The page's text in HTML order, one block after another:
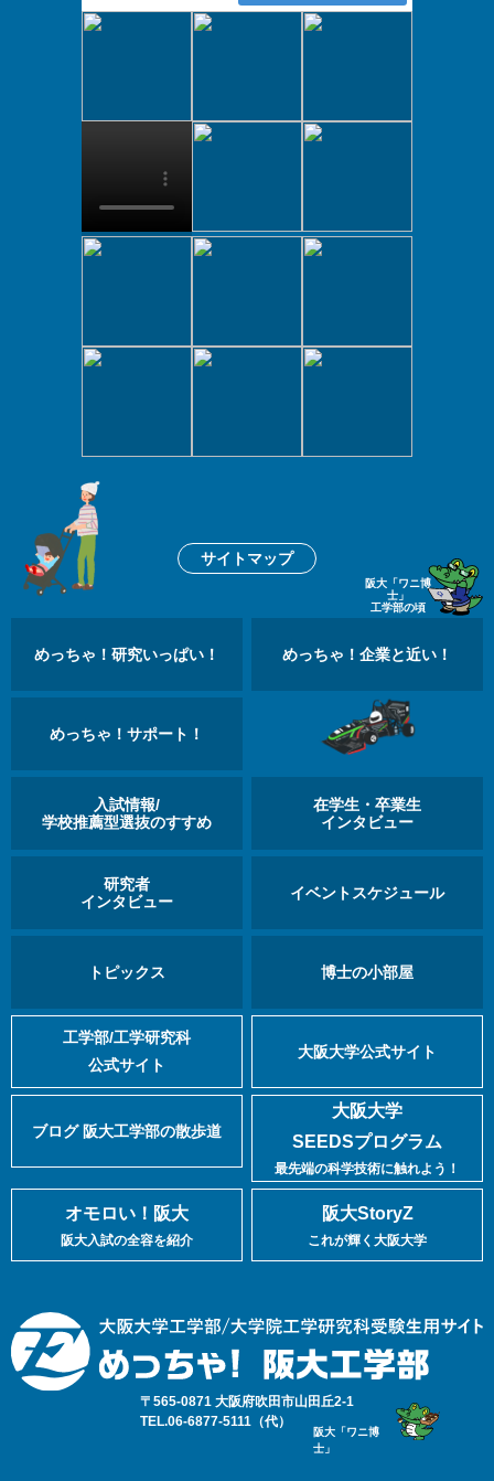
サイトマップ
めっちゃ！研究いっぱい！ めっちゃ！企業と近い！
めっちゃ！サポート！
入試情報/
学校推薦型選抜のすすめ
在学生・卒業生
インタビュー
研究者
インタビュー
イベントスケジュール
トピックス 博士の小部屋
工学部/工学研究科
公式サイト
大阪大学公式サイト
ブログ 阪大工学部の散歩道
大阪大学
SEEDSプログラム
最先端の科学技術に触れよう！
オモロい！阪大
阪大入試の全容を紹介
阪大StoryZ
これが輝く大阪大学
〒565-0871 大阪府吹田市山田丘2-1
TEL.06-6877-5111（代）
阪大「ワニ博
士」
阪大「ワニ博
士」
工学部の頃